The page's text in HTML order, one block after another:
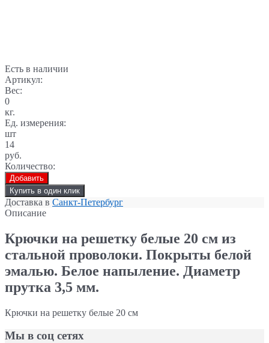
Есть в наличии
Артикул:
Вес:
0
кг.
Ед. измерения:
шт
14
руб.
Количество:
Добавить
Купить в один клик
Доставка в Санкт-Петербург
Описание
Крючки на решетку белые 20 см из
стальной проволоки. Покрыты белой
эмалью. Белое напыление. Диаметр
прутка 3,5 мм.
Крючки на решетку белые 20 см
Мы в соц сетях